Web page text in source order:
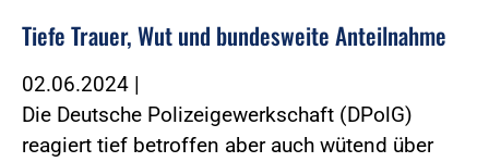
Tiefe Trauer, Wut und bundesweite Anteilnahme
02.06.2024 |
Die Deutsche Polizeigewerkschaft (DPolG)
reagiert tief betroffen aber auch wütend über